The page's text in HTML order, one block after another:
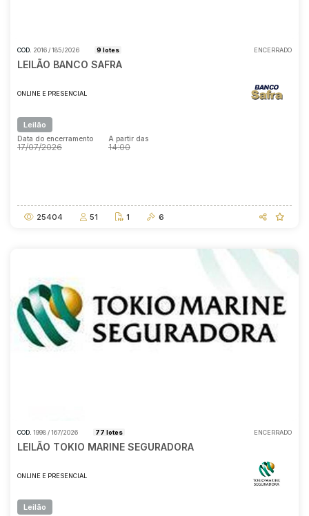
COD. 2016 / 185/2026 9 lotes ENCERRADO
LEILÃO BANCO SAFRA
ONLINE E PRESENCIAL
Leilão
Data do encerramento
17/07/2026
A partir das
14:00
25404 51 1 6
COD. 1998 / 167/2026 77 lotes ENCERRADO
LEILÃO TOKIO MARINE SEGURADORA
ONLINE E PRESENCIAL
Leilão